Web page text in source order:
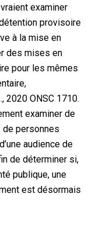
examiner
provisoire
à la mise en
des mises en
pour les mêmes
2020 ONSC 1710.
examiner de
personnes
audience de
de déterminer si,
publique, une
est désormais